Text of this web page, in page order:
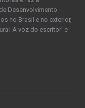
Desenvolvimento
no Brasil e no exterior,
‘A voz do escritor’ e